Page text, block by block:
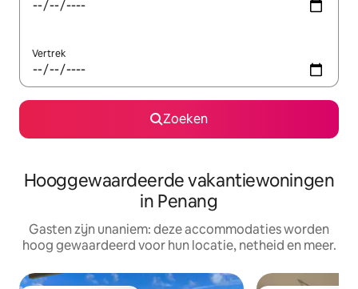
Vertrek
Zoeken
Hooggewaardeerde vakantiewoningen
in Penang
Gasten zijn unaniem: deze accommodaties worden
hoog gewaardeerd voor hun locatie, netheid en meer.